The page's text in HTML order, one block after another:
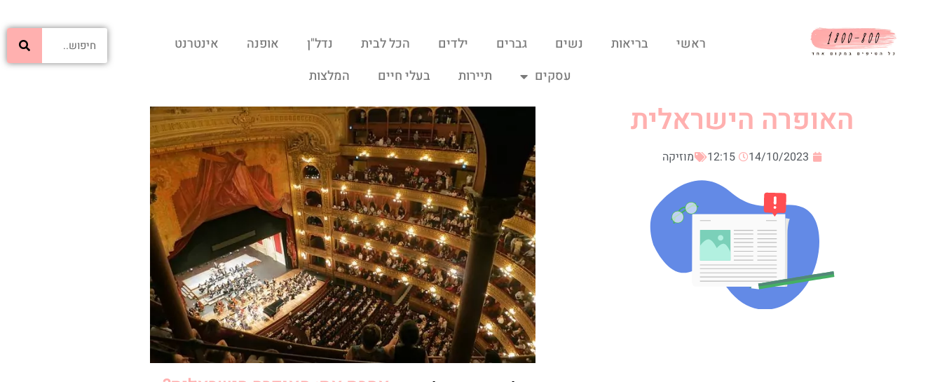
ראשי בריאות נשים גברים ילדים הכל לבית נדל"ן אופנה
אינטרנט
עסקים
תיירות בעלי חיים המלצות
האופרה הישראלית
14/10/2023
12:15 מוזיקה